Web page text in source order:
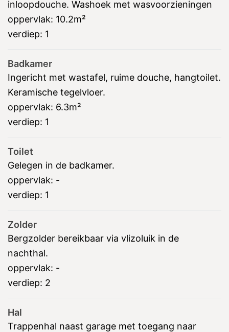
inloopdouche. Washoek met wasvoorzieningen
oppervlak: 10.2m²
verdiep: 1
Badkamer
Ingericht met wastafel, ruime douche, hangtoilet.
Keramische tegelvloer.
oppervlak: 6.3m²
verdiep: 1
Toilet
Gelegen in de badkamer.
oppervlak: -
verdiep: 1
Zolder
Bergzolder bereikbaar via vlizoluik in de
nachthal.
oppervlak: -
verdiep: 2
Hal
Trappenhal naast garage met toegang naar